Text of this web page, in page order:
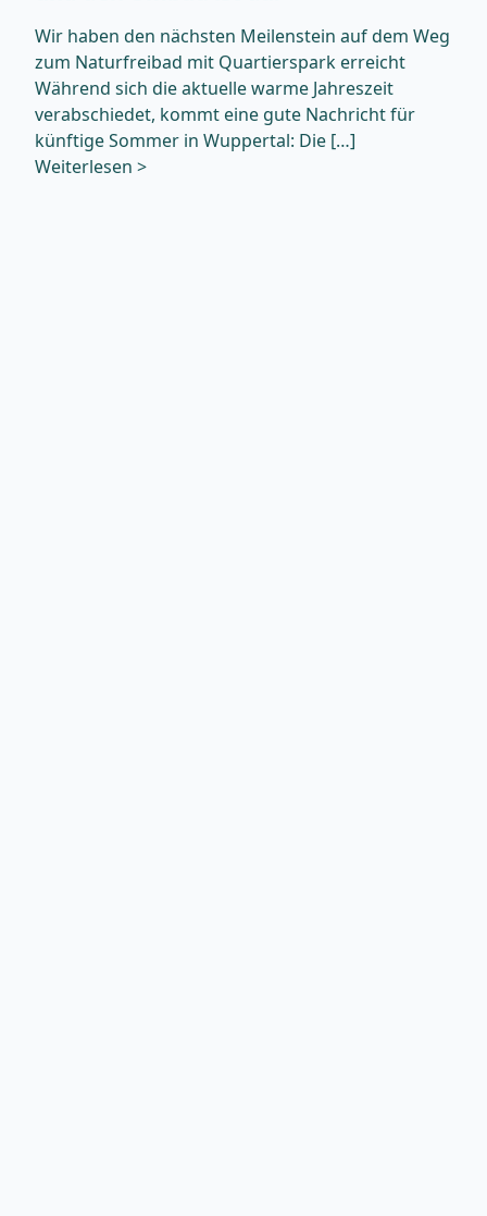
Wir haben den nächsten Meilenstein auf dem Weg
zum Naturfreibad mit Quartierspark erreicht
Während sich die aktuelle warme Jahreszeit
verabschiedet, kommt eine gute Nachricht für
künftige Sommer in Wuppertal: Die […]
Weiterlesen >